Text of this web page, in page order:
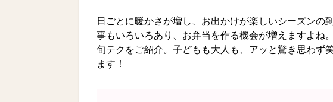
日ごとに暖かさが増し、お出かけが楽しいシーズン
事もいろいろあり、お弁当を作る機会が増えますよね
旬テクをご紹介。子どもも大人も、アッと驚き思わず
ます！